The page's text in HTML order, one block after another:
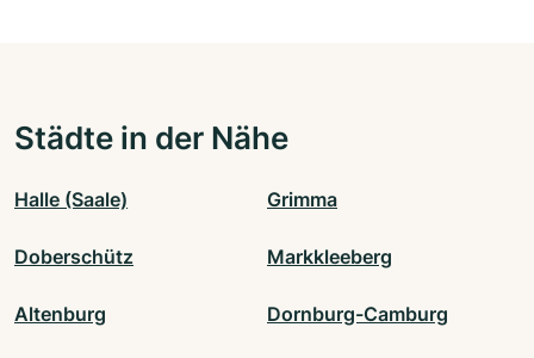
Städte in der Nähe
Halle (Saale) Grimma
Doberschütz Markkleeberg
Altenburg Dornburg-Camburg